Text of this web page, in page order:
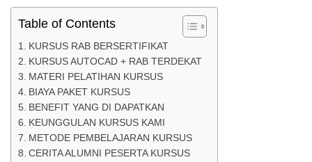
Table of Contents
KURSUS RAB BERSERTIFIKAT
KURSUS AUTOCAD + RAB TERDEKAT
MATERI PELATIHAN KURSUS
BIAYA PAKET KURSUS
BENEFIT YANG DI DAPATKAN
KEUNGGULAN KURSUS KAMI
METODE PEMBELAJARAN KURSUS
CERITA ALUMNI PESERTA KURSUS